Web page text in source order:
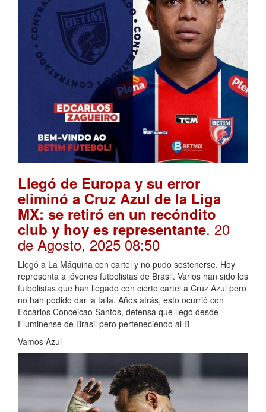
Llegó de Europa y su error
eliminó a Cruz Azul de la Liga
MX: se retiró en un recóndito
club y hoy es representante. 20
de Agosto, 2025 08:50
Llegó a La Máquina con cartel y no pudo sostenerse. Hoy
representa a jóvenes futbolistas de Brasil. Varios han sido los
futbolistas que han llegado con cierto cartel a Cruz Azul pero
no han podido dar la talla. Años atrás, esto ocurrió con
Edcarlos Conceicao Santos, defensa que llegó desde
Fluminense de Brasil pero perteneciendo al B
Vamos Azul